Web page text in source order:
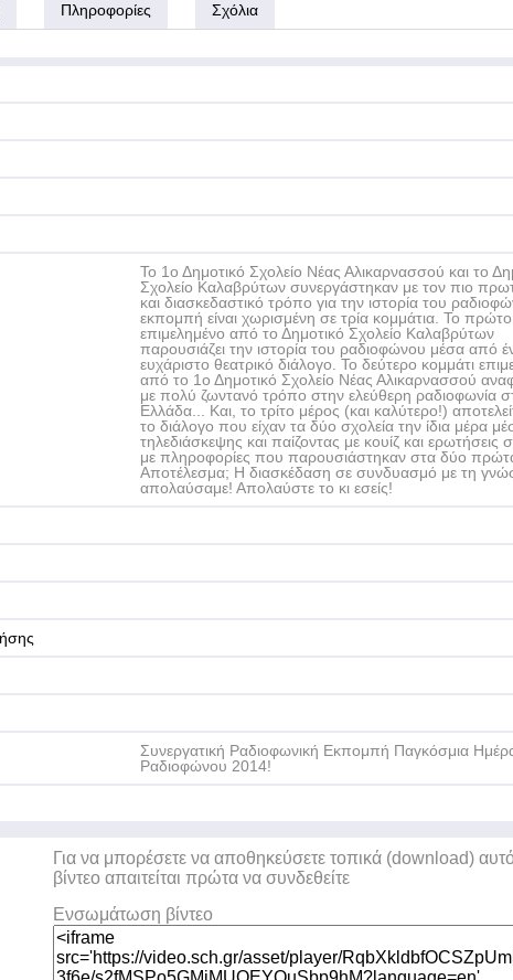
Πληροφορίες Σχόλια
Το 1ο Δημοτικό Σχολείο Νέας Αλικαρνασσού και το
Σχολείο Καλαβρύτων συνεργάστηκαν με τον πιο
και διασκεδαστικό τρόπο για την ιστορία του
εκπομπή είναι χωρισμένη σε τρία κομμάτια. Το πρώτο
επιμελημένο από το Δημοτικό Σχολείο Καλαβρύτων
παρουσιάζει την ιστορία του ραδιοφώνου μέσα από
ευχάριστο θεατρικό διάλογο. Το δεύτερο κομμάτι
από το 1ο Δημοτικό Σχολείο Νέας Αλικαρνασσού
με πολύ ζωντανό τρόπο στην ελεύθερη ραδιοφωνία
Ελλάδα... Και, το τρίτο μέρος (και καλύτερο!)
το διάλογο που είχαν τα δύο σχολεία την ίδια μέρα
τηλεδιάσκεψης και παίζοντας με κουίζ και ερωτήσεις
με πληροφορίες που παρουσιάστηκαν στα δύο
Αποτέλεσμα; Η διασκέδαση σε συνδυασμό με τη
απολαύσαμε! Απολαύστε το κι εσείς!
Συνεργατική Ραδιοφωνική Εκπομπή Παγκόσμια
Ραδιοφώνου 2014!
Για να μπορέσετε να αποθηκεύσετε τοπικά (download)
βίντεο απαιτείται πρώτα να συνδεθείτε
Ενσωμάτωση βίντεο